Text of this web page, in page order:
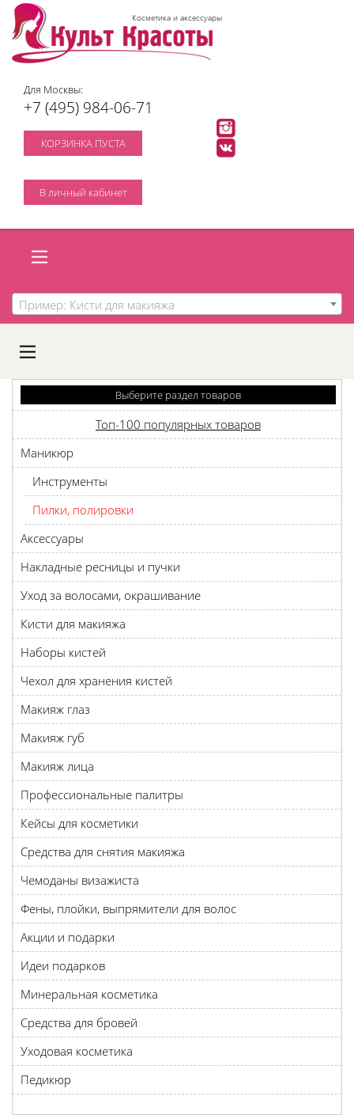
Косметика и аксессуары
Для Москвы:
+7 (495) 984-06-71
КОРЗИНКА ПУСТА
В личный кабинет
Пример: Кисти для макияжа
A
C
D
Выберите раздел товаров
Топ-100 популярных товаров
Маникюр
Инструменты
Пилки, полировки
Аксессуары
Накладные ресницы и пучки
Уход за волосами, окрашивание
Кисти для макияжа
Наборы кистей
Чехол для хранения кистей
Макияж глаз
Макияж губ
Макияж лица
Профессиональные палитры
Кейсы для косметики
Средства для снятия макияжа
Чемоданы визажиста
Фены, плойки, выпрямители для волос
Акции и подарки
Идеи подарков
Минеральная косметика
Средства для бровей
Уходовая косметика
Педикюр